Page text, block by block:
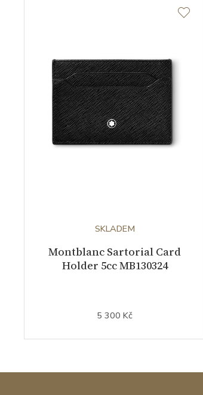
SKLADEM
Montblanc Sartorial Card
Holder 5cc MB130324
5 300 Kč